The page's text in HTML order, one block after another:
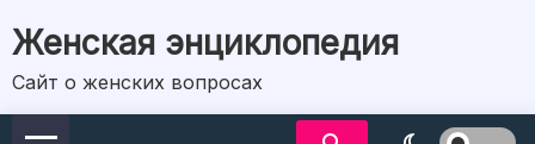
to
content
Женская энциклопедия
Сайт о женских вопросах